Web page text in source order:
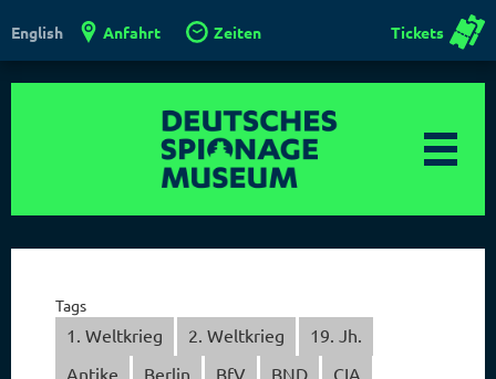
English Anfahrt Zeiten Tickets
Tags
1. Weltkrieg 2. Weltkrieg
19. Jh.
Antike
Berlin BfV BND
CIA